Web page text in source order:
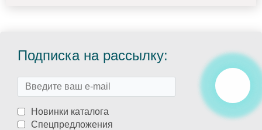
Подписка на рассылку:
Новинки каталога
Спецпредложения